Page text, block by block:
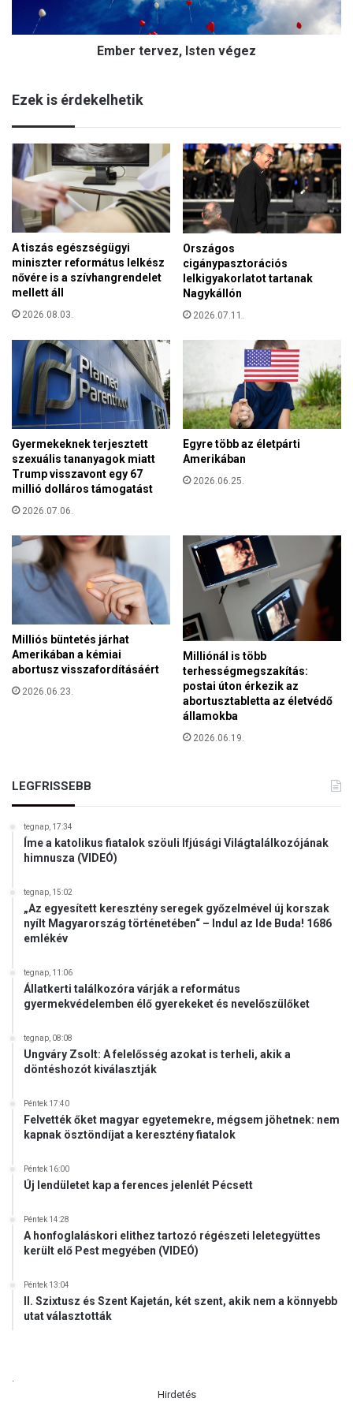
h
g
y
a
n
h
e
z
r
á
n
?
v
e
n
v
é
e
z
Ember tervez, Isten végez
Ezek is érdekelhetik
A tiszás egészségügyi
miniszter református lelkész
nővére is a szívhangrendelet
mellett áll
2026.08.03.
Országos
cigánypasztorációs
lelkigyakorlatot tartanak
Nagykállón
2026.07.11.
Gyermekeknek terjesztett
szexuális tananyagok miatt
Trump visszavont egy 67
millió dolláros támogatást
2026.07.06.
Egyre több az életpárti
Amerikában
2026.06.25.
Milliós büntetés járhat
Amerikában a kémiai
abortusz visszafordításáért
2026.06.23.
Milliónál is több
terhességmegszakítás:
postai úton érkezik az
abortusztabletta az életvédő
államokba
2026.06.19.
LEGFRISSEBB
tegnap, 17:34
Íme a katolikus fiatalok szöuli Ifjúsági Világtalálkozójának
himnusza (VIDEÓ)
tegnap, 15:02
„Az egyesített keresztény seregek győzelmével új korszak
nyílt Magyarország történetében“ – Indul az Ide Buda! 1686
emlékév
tegnap, 11:06
Állatkerti találkozóra várják a református
gyermekvédelemben élő gyerekeket és nevelőszülőket
tegnap, 08:08
Ungváry Zsolt: A felelősség azokat is terheli, akik a
döntéshozót kiválasztják
Péntek 17:40
Felvették őket magyar egyetemekre, mégsem jöhetnek: nem
kapnak ösztöndíjat a keresztény fiatalok
Péntek 16:00
Új lendületet kap a ferences jelenlét Pécsett
Péntek 14:28
A honfoglaláskori elithez tartozó régészeti leletegyüttes
került elő Pest megyében (VIDEÓ)
Péntek 13:04
II. Szixtusz és Szent Kajetán, két szent, akik nem a könnyebb
utat választották
.
Hirdetés